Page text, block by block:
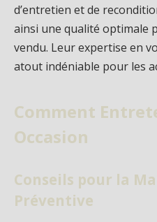
d’entretien et de
ainsi une qualité optimale
vendu. Leur expertise en
atout indéniable pour les
Comment
Occasion
Conseils pour la
Préventive